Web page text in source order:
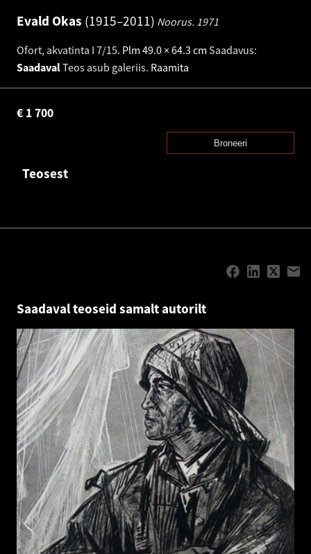
Evald Okas 1915–2011 Noorus. 1971
Ofort, akvatinta I 7/15. Plm 49.0 × 64.3 cm Saadavus:
SaadavalTeos asub galeriis. Raamita
1 700
€
Broneeri
Teosest
Saadaval teoseid samalt autorilt